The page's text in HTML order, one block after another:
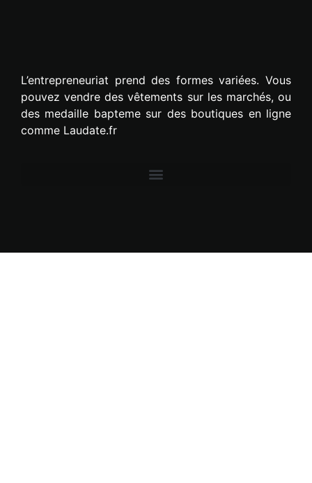
L’entrepreneuriat prend des formes variées. Vous
pouvez vendre des vêtements sur les marchés, ou
des medaille bapteme sur des boutiques en ligne
comme Laudate.fr